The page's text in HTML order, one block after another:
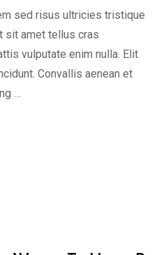
sed risus ultricies tristique
sit amet tellus cras
vulputate enim nulla. Elit
Convallis aenean et
…